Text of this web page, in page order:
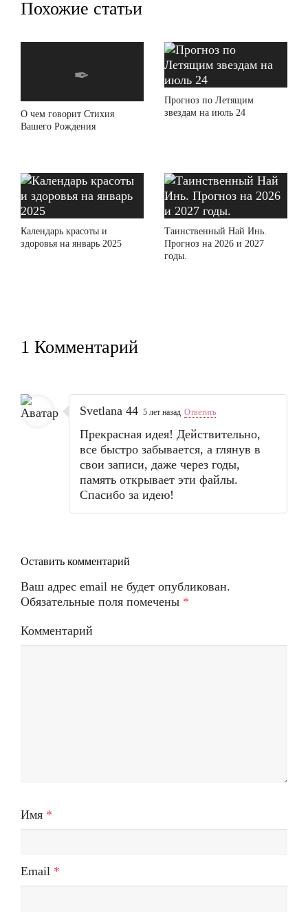
Похожие статьи
О чем говорит Стихия
Вашего Рождения
Прогноз по Летящим
звездам на июль 24
Календарь красоты и
здоровья на январь 2025
Таинственный Най Инь.
Прогноз на 2026 и 2027
годы.
1 Комментарий
Svetlana 44 5 лет назад Ответить
Прекрасная идея! Действительно,
все быстро забывается, а глянув в
свои записи, даже через годы,
память открывает эти файлы.
Спасибо за идею!
Оставить комментарий
Ваш адрес email не будет опубликован.
Обязательные поля помечены *
Комментарий
Имя *
Email *